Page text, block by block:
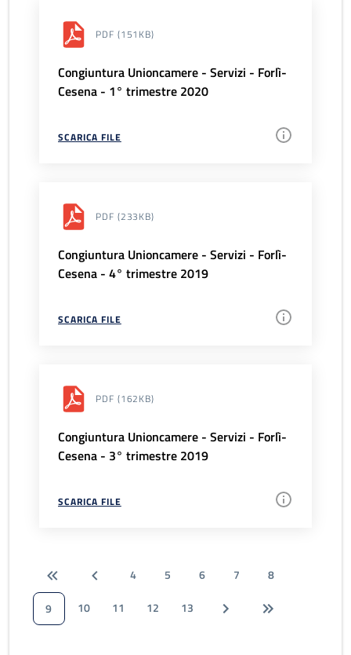
PDF (151KB)
Congiuntura Unioncamere - Servizi - Forlì-
Cesena - 1° trimestre 2020
SCARICA FILE
PDF (233KB)
Congiuntura Unioncamere - Servizi - Forlì-
Cesena - 4° trimestre 2019
SCARICA FILE
PDF (162KB)
Congiuntura Unioncamere - Servizi - Forlì-
Cesena - 3° trimestre 2019
SCARICA FILE
4 5 6 7
8
9
10 11 12 13